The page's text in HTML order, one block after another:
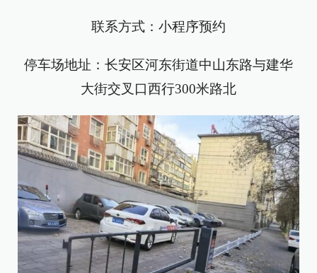
联系方式：小程序预约
停车场地址：长安区河东街道中山东路与建华
大街交叉口西行300米路北